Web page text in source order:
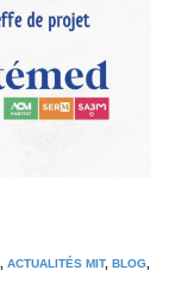
ACTUALITÉS MIT, BLOG